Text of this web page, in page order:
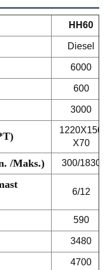
HH60
Diesel
6000
600
3000
1220X150
X70
/Maks.) 300/1830
6/12
590
3480
4700